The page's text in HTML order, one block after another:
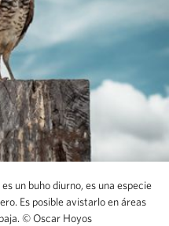
un buho diurno, es una especie
Es posible avistarlo en áreas
© Oscar Hoyos